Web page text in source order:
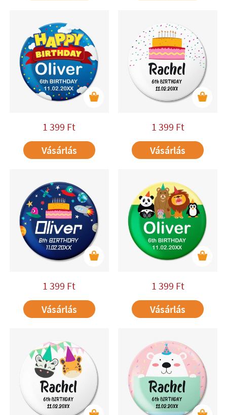
1 399 Ft
Vásárlás
1 399 Ft
Vásárlás
1 399 Ft
Vásárlás
1 399 Ft
Vásárlás